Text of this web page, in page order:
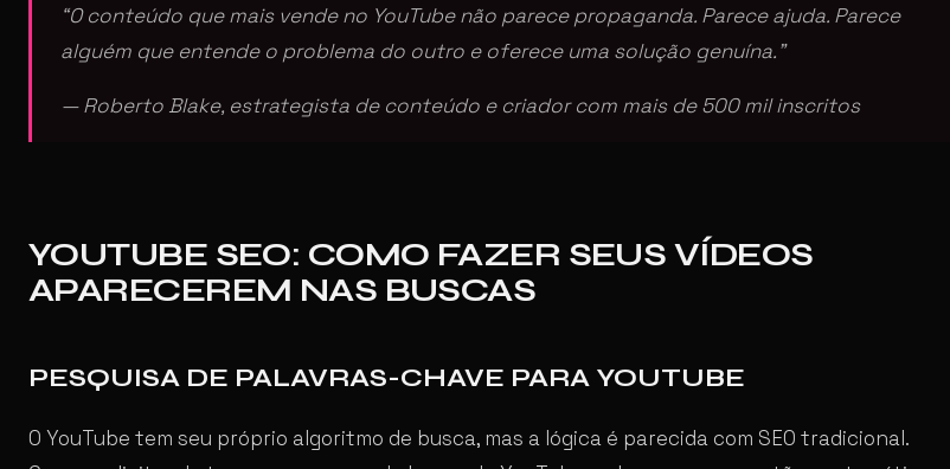
“O conteúdo que mais vende no YouTube não parece propaganda. Parece ajuda. Parece
alguém que entende o problema do outro e oferece uma solução genuína.”
— Roberto Blake, estrategista de conteúdo e criador com mais de 500 mil inscritos
YOUTUBE SEO: COMO FAZER SEUS VÍDEOS
APARECEREM NAS BUSCAS
PESQUISA DE PALAVRAS-CHAVE PARA YOUTUBE
O YouTube tem seu próprio algoritmo de busca, mas a lógica é parecida com SEO tradicional.